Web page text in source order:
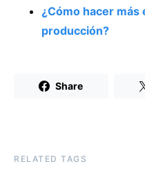
¿Cómo hacer más
producción?
Share
RELATED TAGS